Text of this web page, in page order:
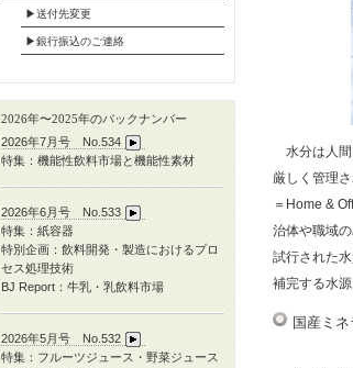
水分は人間
厳しく管理
＝Home &
治体や職域
試行された
補完する水
国産ミ
▶送付先変更
▶︎銀行振込のご連絡
2026年〜2025年のバックナンバー
2026年7月号 No.534
特集：機能性飲料市場と機能性素材
2026年6月号 No.533
特集：紙容器
特別企画：飲料開発・製造におけるプロ
セス処理技術
BJ Report：牛乳・乳飲料市場
2026年5月号 No.532
特集：フルーツジュース・野菜ジュース